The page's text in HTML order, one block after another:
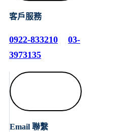
客戶服務
0922-833210
03-
3973135
Email 聯繫